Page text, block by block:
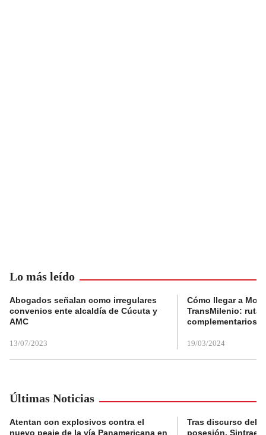
Lo más leído
Abogados señalan como irregulares
convenios ente alcaldía de Cúcuta y
AMC
13/07/2023
Cómo llegar a
TransMilenio:
complementarios
19/03/2024
Últimas Noticias
Atentan con explosivos contra el
nuevo peaje de la vía Panamericana en
Tras discurso del
posesión,